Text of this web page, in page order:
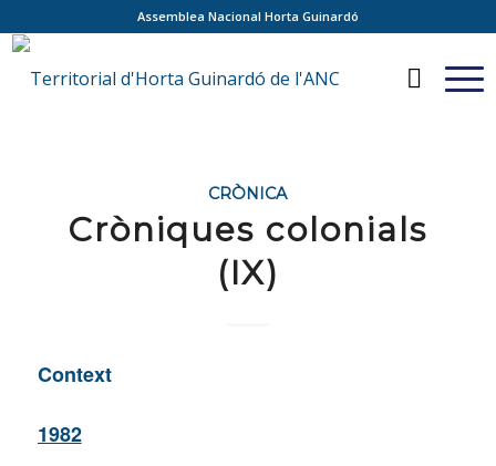
Assemblea Nacional Horta Guinardó
CRÒNICA
Cròniques colonials
(IX)
Context
1982